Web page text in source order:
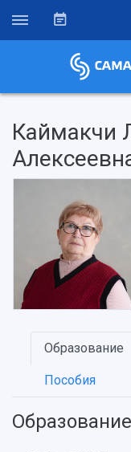
НАЗАД
Каймакчи
Образование
Пособия
Образование